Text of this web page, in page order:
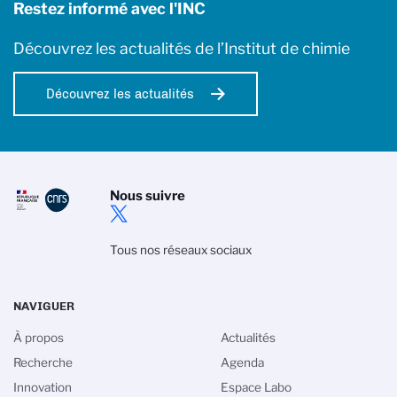
Restez informé avec l'INC
Découvrez les actualités de l’Institut de chimie
Découvrez les actualités
Nous suivre
Tous nos réseaux sociaux
NAVIGUER
À propos
Recherche
Innovation
Actualités
Agenda
Espace Labo